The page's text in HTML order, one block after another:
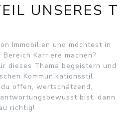
UNSERES T
Immobilien und möchtest in
Karriere machen?
dieses Thema begeistern und
Kommunikationsstil
offen, wertschätzend,
bist, dann
richtig!